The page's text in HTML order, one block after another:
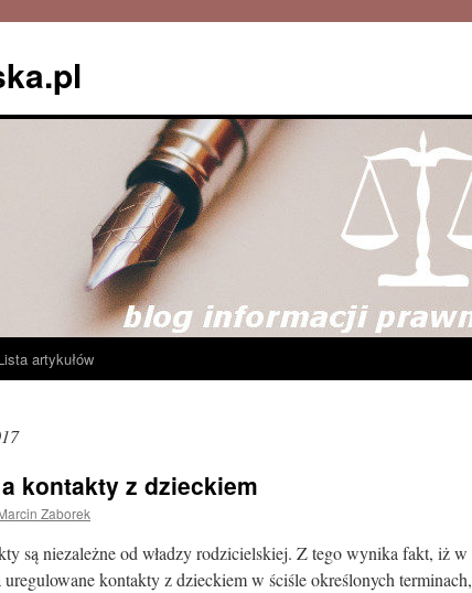
artykułów
kontakty z dzieckiem
Zaborek
są niezależne od władzy rodzicielskiej. Z tego wynika fakt, iż w
kontakty z dzieckiem w ściśle określonych terminach,